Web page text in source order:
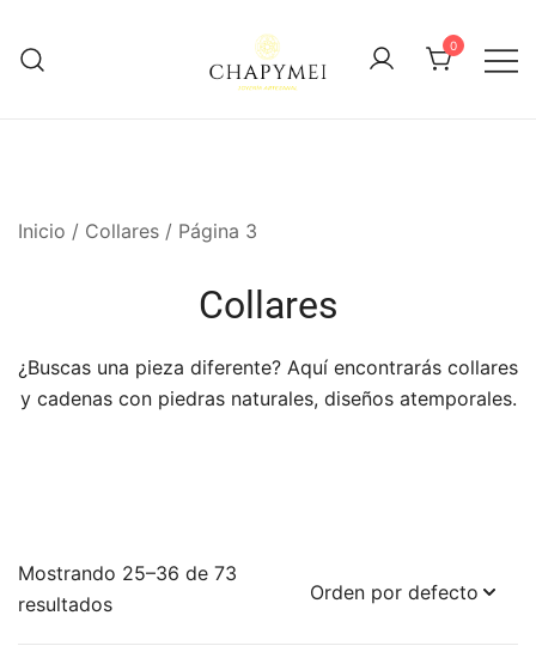
content
0
Inicio / Collares / Página 3
Collares
¿Buscas una pieza diferente? Aquí encontrarás collares
y cadenas con piedras naturales, diseños atemporales.
Mostrando 25–36 de 73
resultados